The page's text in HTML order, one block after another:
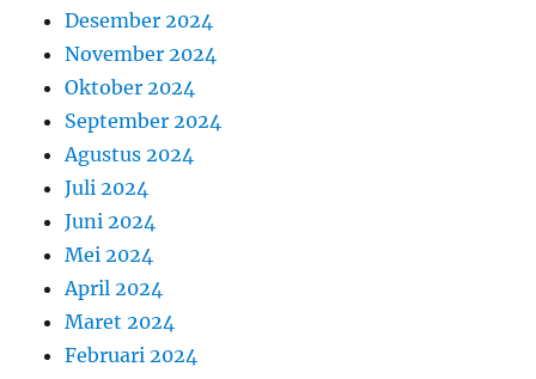
Desember 2024
November 2024
Oktober 2024
September 2024
Agustus 2024
Juli 2024
Juni 2024
Mei 2024
April 2024
Maret 2024
Februari 2024